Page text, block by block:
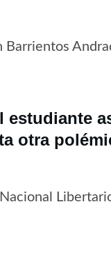
Barrientos
estudiante
otra